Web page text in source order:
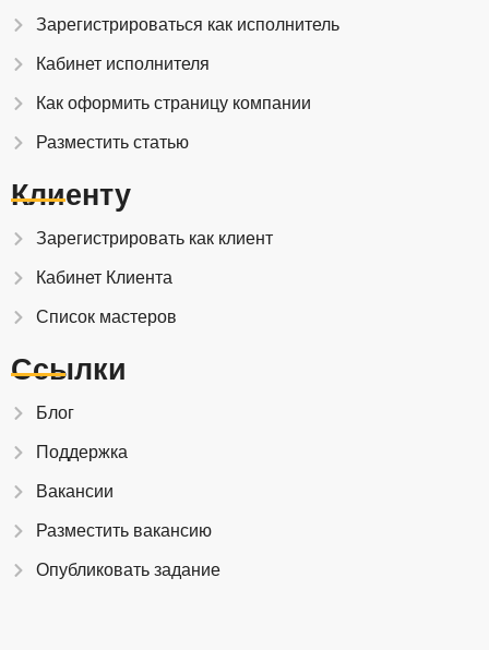
Зарегистрироваться как исполнитель
Кабинет исполнителя
Как оформить страницу компании
Разместить статью
Клиенту
Зарегистрировать как клиент
Кабинет Клиента
Список мастеров
Ссылки
Блог
Поддержка
Вакансии
Разместить вакансию
Опубликовать задание